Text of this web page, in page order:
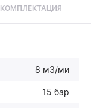
КОМПЛЕКТАЦИЯ
8 м3/ми
15 бар